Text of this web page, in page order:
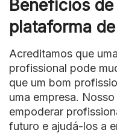
Benefícios
plataforma
Acreditamos que
profissional pode
que um bom
uma empresa.
empoderar
futuro e ajudá-los a